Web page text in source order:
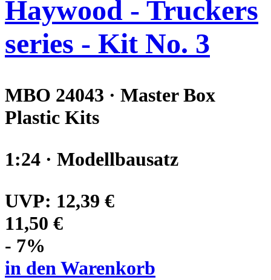
Haywood - Truckers
series - Kit No. 3
MBO 24043 · Master Box
Plastic Kits
1:24 · Modellbausatz
UVP: 12,39 €
11,50 €
- 7%
in den Warenkorb